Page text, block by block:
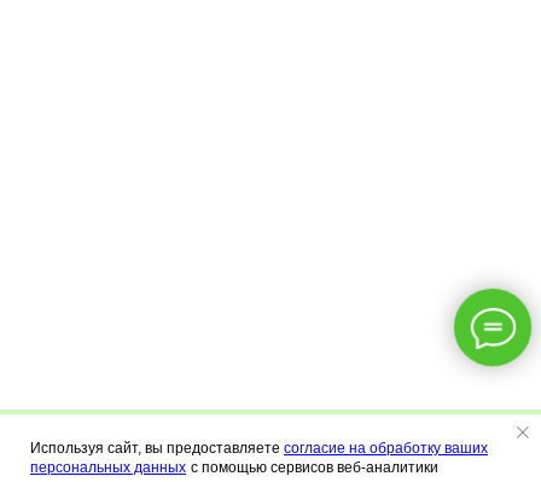
Меню Калькулятор Контакты
Используя сайт, вы предоставляете согласие на обработку ваших
персональных данных с помощью сервисов веб-аналитики